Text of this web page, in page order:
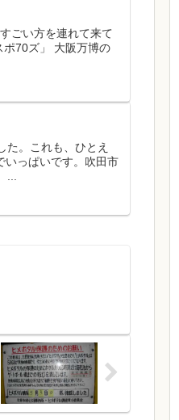
ごい方を連れて来て
ポ70ズ」 大阪万博の
た。これも、ひとえ
いっぱいです。吹田市